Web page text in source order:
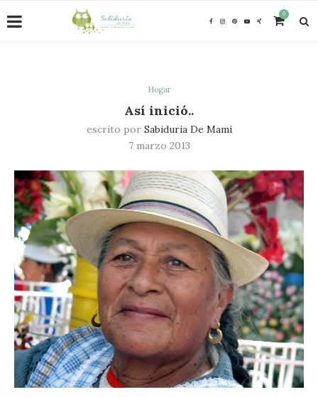
0
Hogar
Así inició..
escrito por Sabiduria De Mami
7 marzo 2013